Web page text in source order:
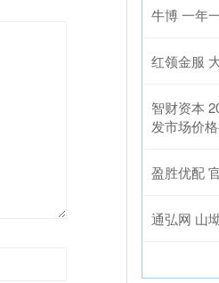
牛博 一年
红领金服
智财资本
发市场价
盈胜优配
通弘网 山